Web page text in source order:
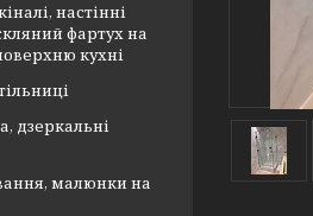
настінні
фартух на
кухні
дзеркальні
малюнки на